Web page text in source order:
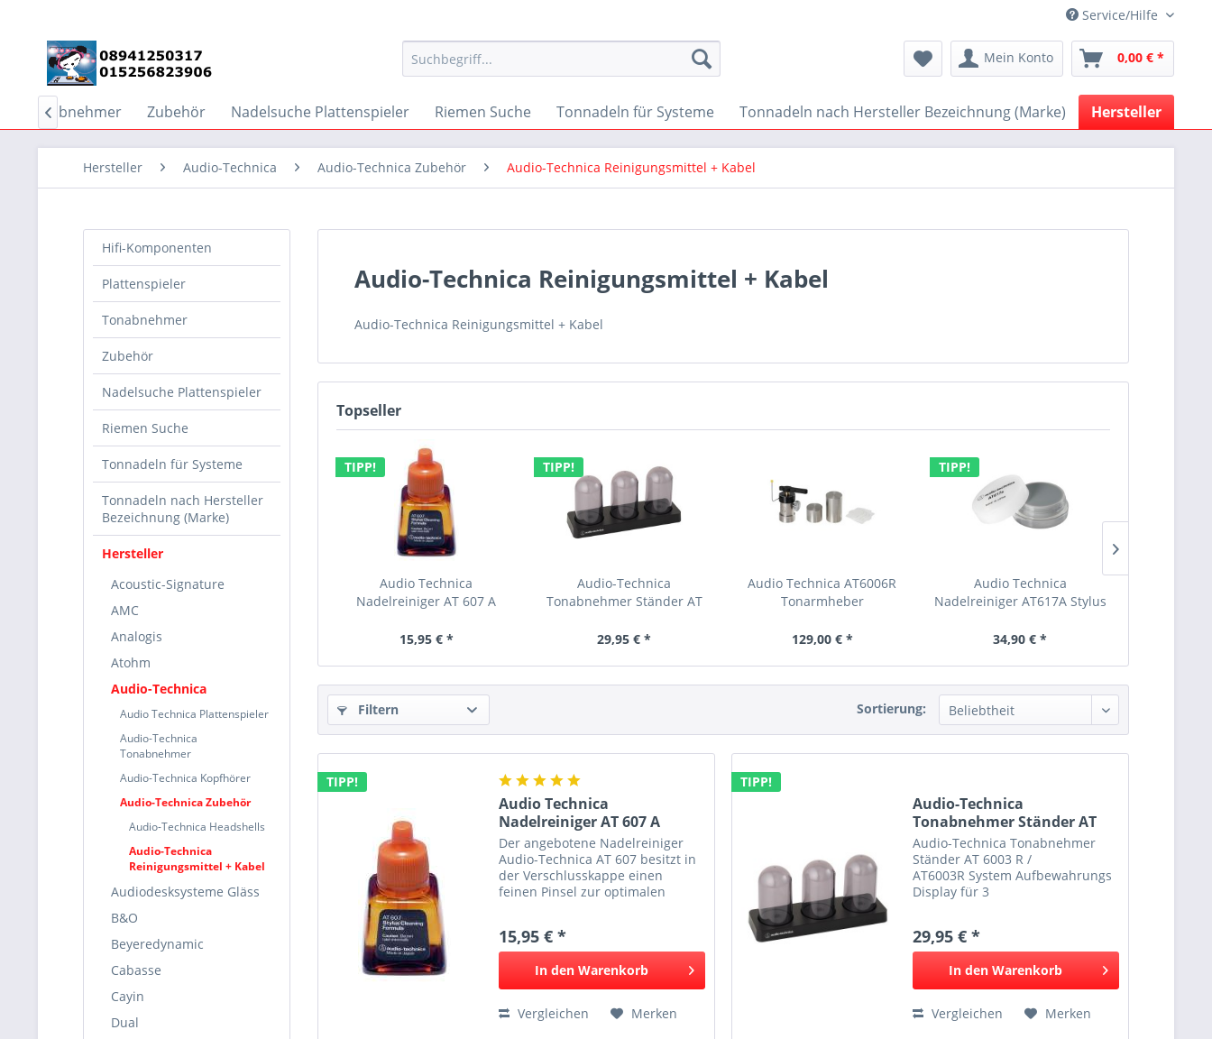
Service/Hilfe
Mein Konto 0,00 € *
Tonabnehmer Zubehör Nadelsuche Plattenspieler Riemen Suche Tonnadeln für Systeme Tonnadeln nach Hersteller Bezeichnung (Marke) Hersteller

Hersteller Audio-Technica Audio-Technica Zubehör Audio-Technica Reinigungsmittel + Kabel
Hifi-Komponenten
Plattenspieler
Tonabnehmer
Zubehör
Nadelsuche Plattenspieler
Riemen Suche
Tonnadeln für Systeme
Tonnadeln nach Hersteller
Bezeichnung (Marke)
Hersteller
Acoustic-Signature
AMC
Analogis
Atohm
Audio-Technica
Audio Technica Plattenspieler
Audio-Technica
Tonabnehmer
Audio-Technica Kopfhörer
Audio-Technica Zubehör
Audio-Technica Headshells
Audio-Technica
Reinigungsmittel + Kabel
Audiodesksysteme Gläss
B&O
Beyeredynamic
Cabasse
Cayin
Dual
Audio-Technica Reinigungsmittel + Kabel
Audio-Technica Reinigungsmittel + Kabel
Topseller
TIPP!
Audio Technica
Nadelreiniger AT 607 A
15,95 € *
TIPP!
Audio-Technica
Tonabnehmer Ständer AT
29,95 € *
Audio Technica AT6006R
Tonarmheber
129,00 € *
TIPP!
Audio Technica
Nadelreiniger AT617A Stylus
34,90 € *
Filtern Sortierung:
TIPP!
Audio Technica
Nadelreiniger AT 607 A
Stylus...
Der angebotene Nadelreiniger
Audio-Technica AT 607 besitzt in
der Verschlusskappe einen
feinen Pinsel zur optimalen
hochergiebig und beseitigt
störende Rückstände auf der
Abtastnadel. Eine...
15,95 € *
In den Warenkorb
Vergleichen Merken
TIPP!
Audio-Technica
Tonabnehmer Ständer AT
6003 R...
Audio-Technica Tonabnehmer
Ständer AT 6003 R /
AT6003R System Aufbewahrungs
Display für 3
Tonabnehmersysteme mit
Headshell können hier gelagert
werden. - Kompatibel für
Headshells für...
29,95 € *
In den Warenkorb
Vergleichen Merken